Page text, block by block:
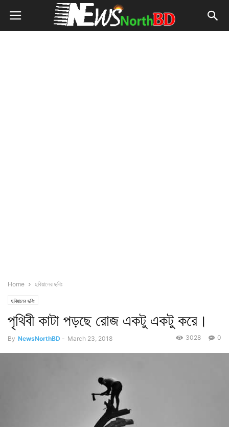
Home ছবিয়ালের ছবিঃ
ছবিয়ালের ছবিঃ
পৃথিবী কাটা পড়ছে রোজ একটু একটু করে।
By NewsNorthBD - March 23, 2018 0
3028